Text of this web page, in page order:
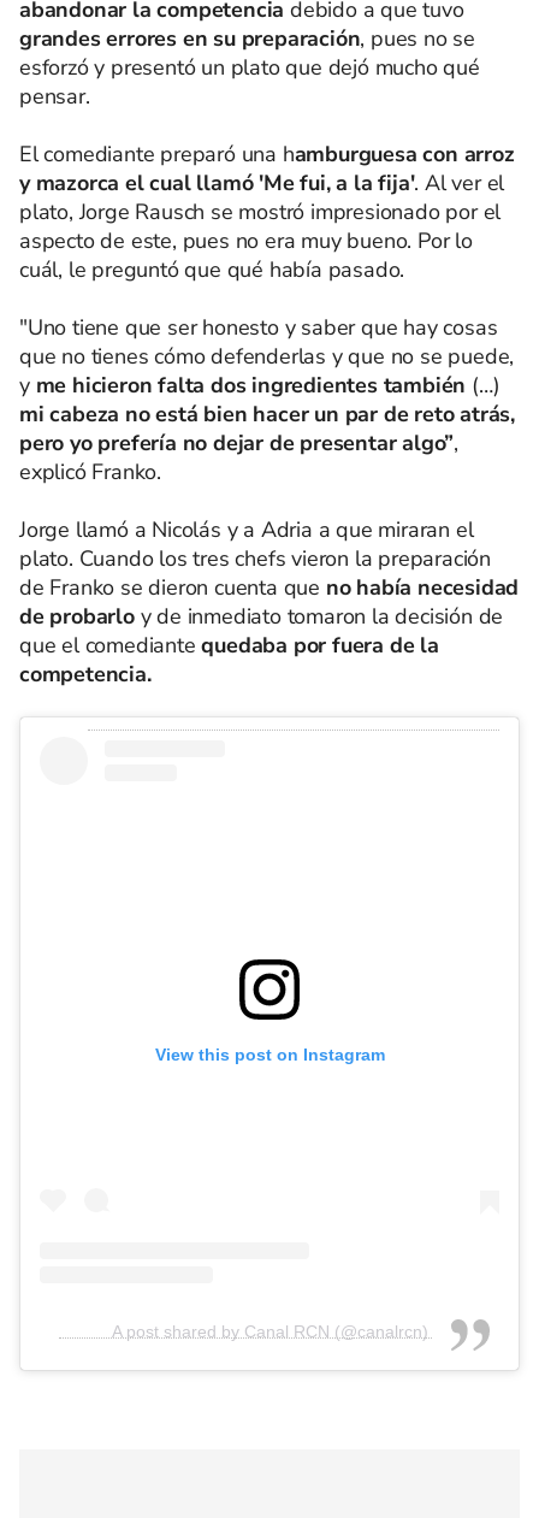
abandonar la competenciadebido a que tuvo
grandes errores en su preparación, pues no se
esforzó y presentó un plato que dejó mucho qué
pensar.
El comediante preparó una hamburguesa con arroz
y mazorca el cual llamó 'Me fui, a la fija'. Al ver el
plato, Jorge Rausch se mostró impresionado por el
aspecto de este, pues no era muy bueno. Por lo
cuál, le preguntó que qué había pasado.
"Uno tiene que ser honesto y saber que hay cosas
que no tienes cómo defenderlas y que no se puede,
y me hicieron falta dos ingredientes también (…)
mi cabeza no está bien hacer un par de reto atrás,
pero yo prefería no dejar de presentar algo”,
explicó Franko.
Jorge llamó a Nicolás y a Adria a que miraran el
plato. Cuando los tres chefs vieron la preparación
de Franko se dieron cuenta que no había necesidad
de probarloy de inmediato tomaron la decisión de
que el comediante quedaba por fuera de la
competencia.
View this post on Instagram
A post shared by Canal RCN (@canalrcn)